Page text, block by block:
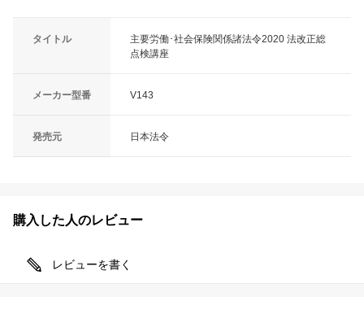
タイトル
主要労働･社会保険関係諸法令2020 法改正総
点検講座
メーカー型番 V143
発売元 日本法令
購入した人のレビュー
レビューを書く